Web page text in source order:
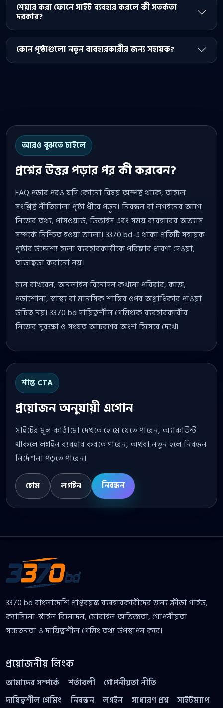
শেয়ার করা ফোনে সাইট ব্যবহার করলে কী সতর্কতা
দরকার?
কোন পৃষ্ঠাগুলো নতুন ব্যবহারকারীর জন্য সহায়ক?
আরও বুঝতে চাইলে
প্রশ্নের উত্তর পড়ার পর কী করবেন?
FAQ পড়ার পরও যদি কোনো বিষয় অস্পষ্ট থাকে, তাহলে
সংশ্লিষ্ট নীতিমালা পৃষ্ঠা ধীরে পড়ুন। নিবন্ধন বা লগইনের আগে
নিজের তথ্য, পাসওয়ার্ড, ডিভাইস এবং সময় ব্যবহারের অভ্যাস
সম্পর্কে নিশ্চিত হওয়া ভালো। 3370 bd-এ থাকা প্রতিটি সহায়ক
পৃষ্ঠার উদ্দেশ্য হলো ব্যবহারকারীকে পরিষ্কার ধারণা দেওয়া,
তাড়াহুড়া করানো নয়।
মনে রাখবেন, অনলাইন বিনোদন কখনো পরিবার, কাজ,
পড়াশোনা, স্বাস্থ্য বা মানসিক শান্তির ওপর অগ্রাধিকার পাওয়া
উচিত নয়। 3370 bd দায়িত্বশীল গেমিংকে ব্যবহারকারীর
নিজের সুরক্ষা ও সংযত আচরণের অংশ হিসেবে দেখে।
শান্ত CTA
প্রয়োজন অনুযায়ী এগোন
সাইটের মূল কাঠামো দেখতে হোমে যেতে পারেন, অ্যাকাউন্ট
থাকলে লগইন ব্যবহার করতে পারেন, অথবা নতুন হলে নিবন্ধন
নির্দেশনা পড়তে পারেন।
হোম লগইন নিবন্ধন
3370 bd বাংলাদেশি প্রাপ্তবয়স্ক ব্যবহারকারীদের জন্য ক্রীড়া গাইড,
ক্যাসিনো-স্টাইল বিনোদন, মোবাইল অভিজ্ঞতা, গোপনীয়তা
সচেতনতা ও দায়িত্বশীল গেমিং তথ্য উপস্থাপন করে।
প্রয়োজনীয় লিংক
আমাদের সম্পর্কে শর্তাবলী
গোপনীয়তা নীতি
দায়িত্বশীল গেমিং
নিবন্ধন লগইন সাধারণ প্রশ্ন সাইটম্যাপ